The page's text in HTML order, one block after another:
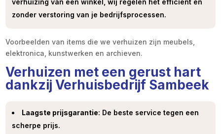
verhuizing van een winkel, wij regelen het efficiënt en
zonder verstoring van je bedrijfsprocessen.
Voorbeelden van items die we verhuizen zijn meubels,
elektronica, kunstwerken en archieven.
Verhuizen met een gerust hart
dankzij Verhuisbedrijf Sambeek
Laagste prijsgarantie: De beste service tegen een
scherpe prijs.